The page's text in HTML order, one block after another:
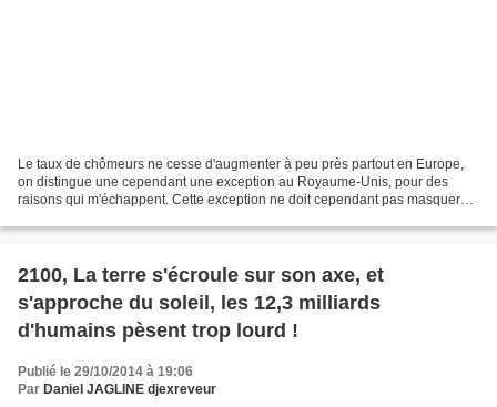
Le taux de chômeurs ne cesse d'augmenter à peu près partout en Europe,
on distingue une cependant une exception au Royaume-Unis, pour des
raisons qui m'échappent. Cette exception ne doit cependant pas masquer
2100, La terre s'écroule sur son axe, et
s'approche du soleil, les 12,3 milliards
d'humains pèsent trop lourd !
Publié le 29/10/2014 à 19:06
Par Daniel JAGLINE djexreveur